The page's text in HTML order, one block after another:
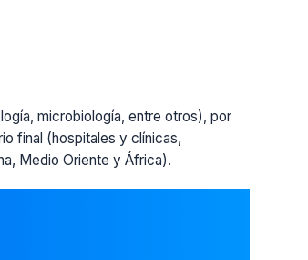
microbiología, entre otros), por
final (hospitales y clínicas,
Medio Oriente y África).